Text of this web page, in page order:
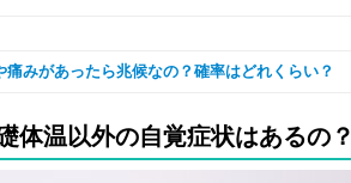
みがあったら兆候なの？確率はどれくらい？
体温以外の自覚症状はあるの？